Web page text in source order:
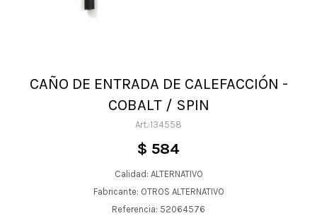
CAÑO DE ENTRADA DE CALEFACCIÓN -
COBALT / SPIN
134558
$ 584
Calidad: ALTERNATIVO
Fabricante: OTROS ALTERNATIVO
Referencia: 52064576